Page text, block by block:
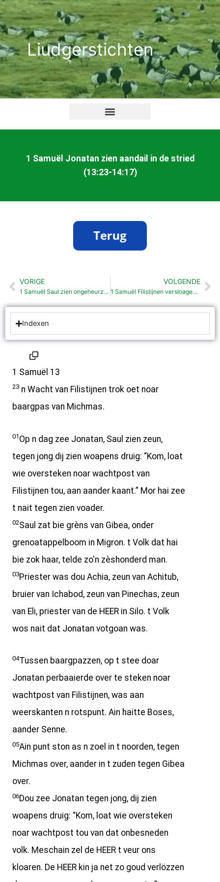
Ga
naar
de
inhoudLiudgerstichten
1 Samuël Jonatan zien aandail in de stried
(13:23-14:17)
Vorige
VORIGE
1 Samuël Saul zien ongeheurzoamhaid (13: 1-22)
VOLGENDE
1 Samuël Filistijnen versloagen (14:18-30)
Indexen
1 Samuël 13
23 n Wacht van Filistijnen trok oet noar
baargpas van Michmas.
01 Op n dag zee Jonatan, Saul zien zeun,
tegen jong dij zien woapens druig: “Kom, loat
wie oversteken noar wachtpost van
Filistijnen tou, aan aander kaant.” Mor hai zee
t nait tegen zien voader.
02Saul zat bie grèns van Gibea, onder
grenoatappelboom in Migron. t Volk dat hai
bie zok haar, telde zo'n zèshonderd man.
03Priester was dou Achia, zeun van Achitub,
bruier van Ichabod, zeun van Pinechas, zeun
van Eli, priester van de HEER in Silo. t Volk
wos nait dat Jonatan votgoan was.
04Tussen baargpazzen, op t stee doar
Jonatan perbaaierde over te steken noar
wachtpost van Filistijnen, was aan
weerskanten n rotspunt. Ain haitte Boses,
aander Senne.
05Ain punt ston as n zoel in t noorden, tegen
Michmas over, aander in t zuden tegen Gibea
over.
06Dou zee Jonatan tegen jong, dij zien
woapens druig: “Kom, loat wie oversteken
noar wachtpost tou van dat onbesneden
volk. Meschain zel de HEER t veur ons
kloaren. De HEER kin ja net zo goud verlözzen